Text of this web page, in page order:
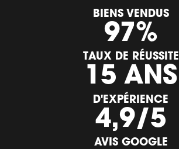
BIENS VENDUS
97%
TAUX DE RÉUSSITE
15 ANS
D'EXPÉRIENCE
4,9/5
AVIS GOOGLE